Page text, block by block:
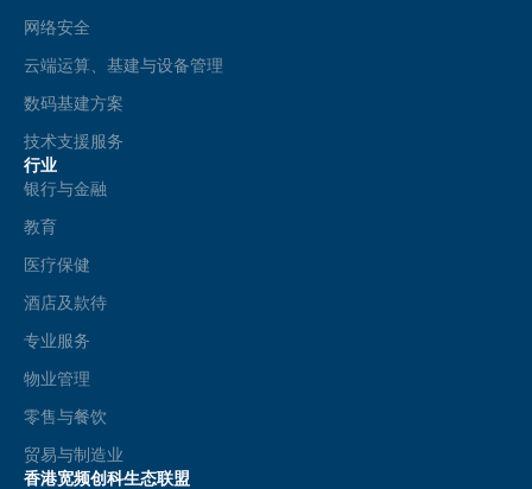
网络安全
云端运算、基建与设备管理
数码基建方案
技术支援服务
行业
银行与金融
教育
医疗保健
酒店及款待
专业服务
物业管理
零售与餐饮
贸易与制造业
香港宽频创科生态联盟